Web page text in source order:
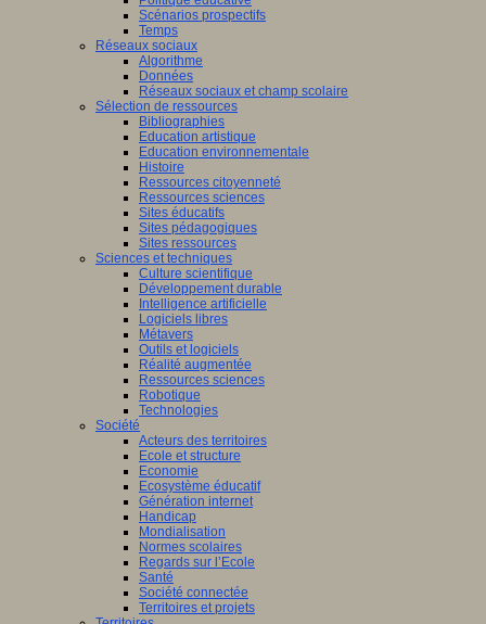
Scénarios prospectifs
Temps
Réseaux sociaux
Algorithme
Données
Réseaux sociaux et champ scolaire
Sélection de ressources
Bibliographies
Education artistique
Education environnementale
Histoire
Ressources citoyenneté
Ressources sciences
Sites éducatifs
Sites pédagogiques
Sites ressources
Sciences et techniques
Culture scientifique
Développement durable
Intelligence artificielle
Logiciels libres
Métavers
Outils et logiciels
Réalité augmentée
Ressources sciences
Robotique
Technologies
Société
Acteurs des territoires
Ecole et structure
Economie
Ecosystème éducatif
Génération internet
Handicap
Mondialisation
Normes scolaires
Regards sur l’Ecole
Santé
Société connectée
Territoires et projets